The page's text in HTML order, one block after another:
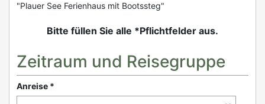
"Plauer See Ferienhaus mit Bootssteg"
Bitte füllen Sie alle *Pflichtfelder aus.
Zeitraum und Reisegruppe
Anreise *